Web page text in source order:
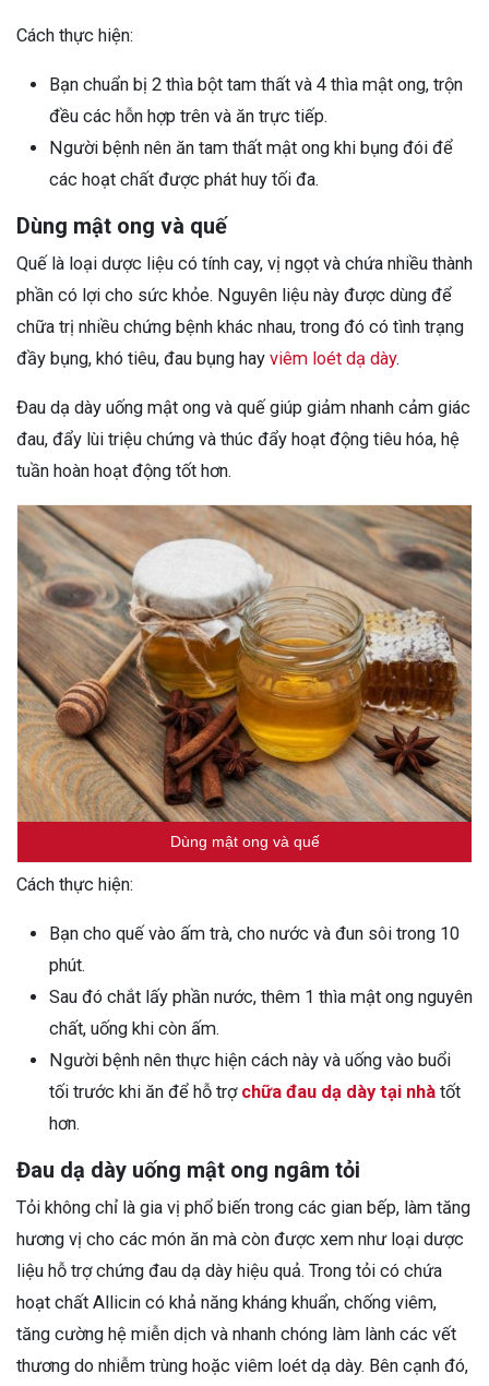
Cách thực hiện:
Bạn chuẩn bị 2 thìa bột tam thất và 4 thìa mật ong, trộn
đều các hỗn hợp trên và ăn trực tiếp.
Người bệnh nên ăn tam thất mật ong khi bụng đói để
các hoạt chất được phát huy tối đa.
Dùng mật ong và quế
Quế là loại dược liệu có tính cay, vị ngọt và chứa nhiều thành
phần có lợi cho sức khỏe. Nguyên liệu này được dùng để
chữa trị nhiều chứng bệnh khác nhau, trong đó có tình trạng
đầy bụng, khó tiêu, đau bụng hay viêm loét dạ dày.
Đau dạ dày uống mật ong và quế giúp giảm nhanh cảm giác
đau, đẩy lùi triệu chứng và thúc đẩy hoạt động tiêu hóa, hệ
tuần hoàn hoạt động tốt hơn.
Dùng mật ong và quế
Cách thực hiện:
Bạn cho quế vào ấm trà, cho nước và đun sôi trong 10
phút.
Sau đó chắt lấy phần nước, thêm 1 thìa mật ong nguyên
chất, uống khi còn ấm.
Người bệnh nên thực hiện cách này và uống vào buổi
tối trước khi ăn để hỗ trợ chữa đau dạ dày tại nhà tốt
hơn.
Đau dạ dày uống mật ong ngâm tỏi
Tỏi không chỉ là gia vị phổ biến trong các gian bếp, làm tăng
hương vị cho các món ăn mà còn được xem như loại dược
liệu hỗ trợ chứng đau dạ dày hiệu quả. Trong tỏi có chứa
hoạt chất Allicin có khả năng kháng khuẩn, chống viêm,
tăng cường hệ miễn dịch và nhanh chóng làm lành các vết
thương do nhiễm trùng hoặc viêm loét dạ dày. Bên cạnh đó,